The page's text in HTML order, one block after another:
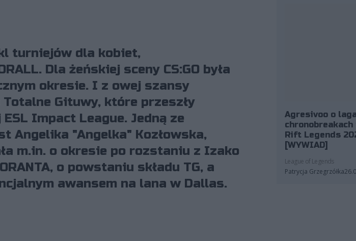
turniejów dla kobiet,
Dla żeńskiej sceny CS:GO była
okresie. I z owej szansy
Gituwy, które przeszły
Impact League. Jedną ze
Angelika "Angelka" Kozłowska,
m.in. o okresie po rozstaniu z Izako
o powstaniu składu TG, a
awansem na lana w Dallas.
Agresivoo o
Rift Legends
[WYWIAD]
League of Legends
Patrycja Grzegrzółka